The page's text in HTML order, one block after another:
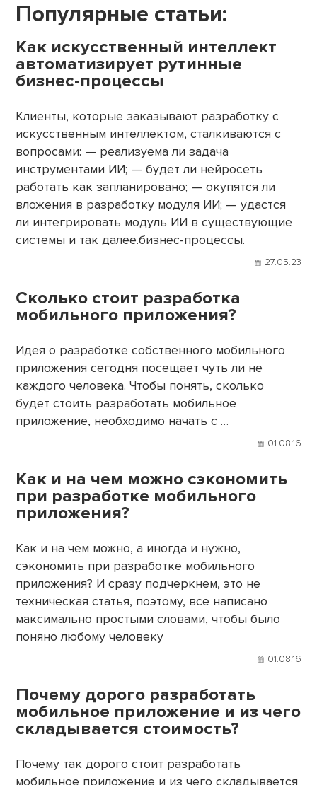
Популярные статьи:
Как искусственный интеллект
автоматизирует рутинные
бизнес-процессы
Клиенты, которые заказывают разработку с
искусственным интеллектом, сталкиваются с
вопросами: — реализуема ли задача
инструментами ИИ; — будет ли нейросеть
работать как запланировано; — окупятся ли
вложения в разработку модуля ИИ; — удастся
ли интегрировать модуль ИИ в существующие
системы и так далее.бизнес-процессы.
27.05.23
Сколько стоит разработка
мобильного приложения?
Идея о разработке собственного мобильного
приложения сегодня посещает чуть ли не
каждого человека. Чтобы понять, сколько
будет стоить разработать мобильное
приложение, необходимо начать с …
01.08.16
Как и на чем можно сэкономить
при разработке мобильного
приложения?
Как и на чем можно, а иногда и нужно,
сэкономить при разработке мобильного
приложения? И сразу подчеркнем, это не
техническая статья, поэтому, все написано
максимально простыми словами, чтобы было
поняно любому человеку
01.08.16
Почему дорого разработать
мобильное приложение и из чего
складывается стоимость?
Почему так дорого стоит разработать